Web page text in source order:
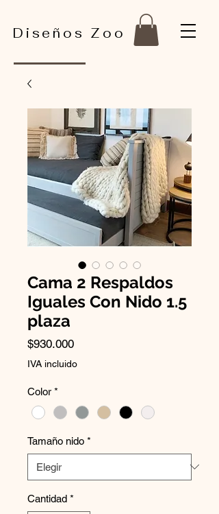
Diseños Zoo
Cama 2 Respaldos
Iguales Con Nido 1.5
plaza
$930.000Precio
IVA incluido
Color *
Tamaño nido *
Cantidad *